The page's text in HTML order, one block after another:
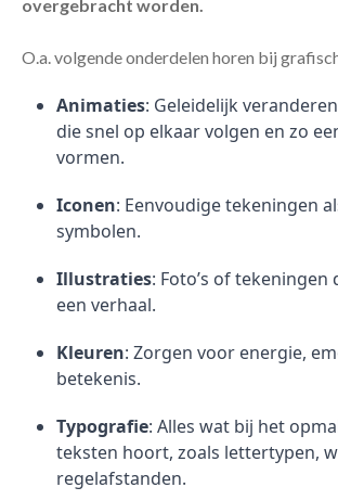
overgebracht worden.
O.a. volgende onderdelen horen bij
Animaties: Geleidelijk
die snel op elkaar volgen en zo
vormen.
Iconen: Eenvoudige tekeningen
symbolen.
Illustraties: Foto’s of tekeningen
een verhaal.
Kleuren: Zorgen voor energie,
betekenis.
Typografie: Alles wat bij het
teksten hoort, zoals lettertypen,
regelafstanden.